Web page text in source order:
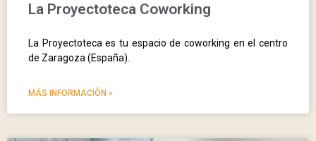
La Proyectoteca Coworking
La Proyectoteca es tu espacio de coworking en el centro
de Zaragoza (España).
MÁS INFORMACIÓN »